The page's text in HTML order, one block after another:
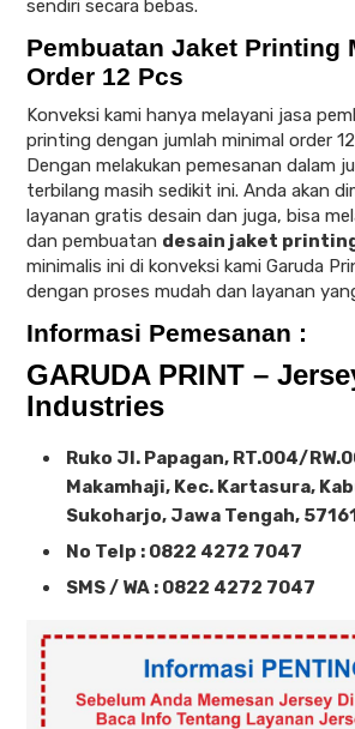
sendiri secara bebas.
Pembuatan Jaket Printing
Order 12 Pcs
Konveksi kami hanya melayani jasa
printing dengan jumlah minimal order
Dengan melakukan pemesanan dalam
terbilang masih sedikit ini. Anda akan
layanan gratis desain dan juga, bisa
dan pembuatan desain jaket
minimalis ini di konveksi kami Garuda
dengan proses mudah dan layanan
Informasi Pemesanan :
GARUDA PRINT –
Industries
Ruko Jl. Papagan, RT.004/
Makamhaji, Kec. Kartasura,
Sukoharjo, Jawa Tengah,
No Telp : 0822 4272 7047
SMS / WA : 0822 4272 7047